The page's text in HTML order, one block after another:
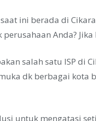
ini berada di
Anda?
salah satu ISP di
dk berbagai kota
untuk mengatasi